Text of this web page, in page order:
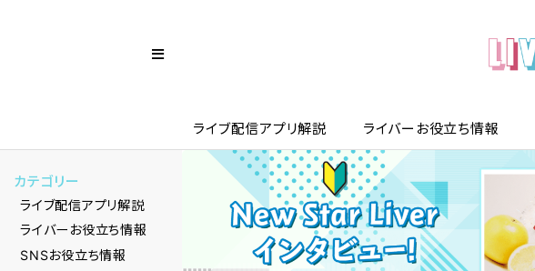
ライブ配信アプリ解説 ライバーお役立ち情報
カテゴリー
ライブ配信アプリ解説
ライバーお役立ち情報
SNSお役立ち情報